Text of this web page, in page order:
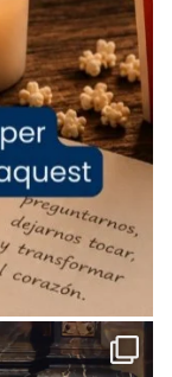
lloc la
al
apostòlica
i als
Barcelona.
Joan
i l’ha
Barcelona,